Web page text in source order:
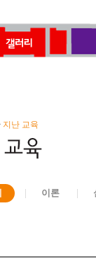
지난 교육
이론